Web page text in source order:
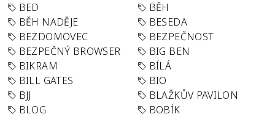
BED
BĚH
BĚH NADĚJE
BESEDA
BEZDOMOVEC
BEZPEČNOST
BEZPEČNÝ BROWSER
BIG BEN
BIKRAM
BÍLÁ
BILL GATES
BIO
BJJ
BLAŽKŮV PAVILON
BLOG
BOBÍK